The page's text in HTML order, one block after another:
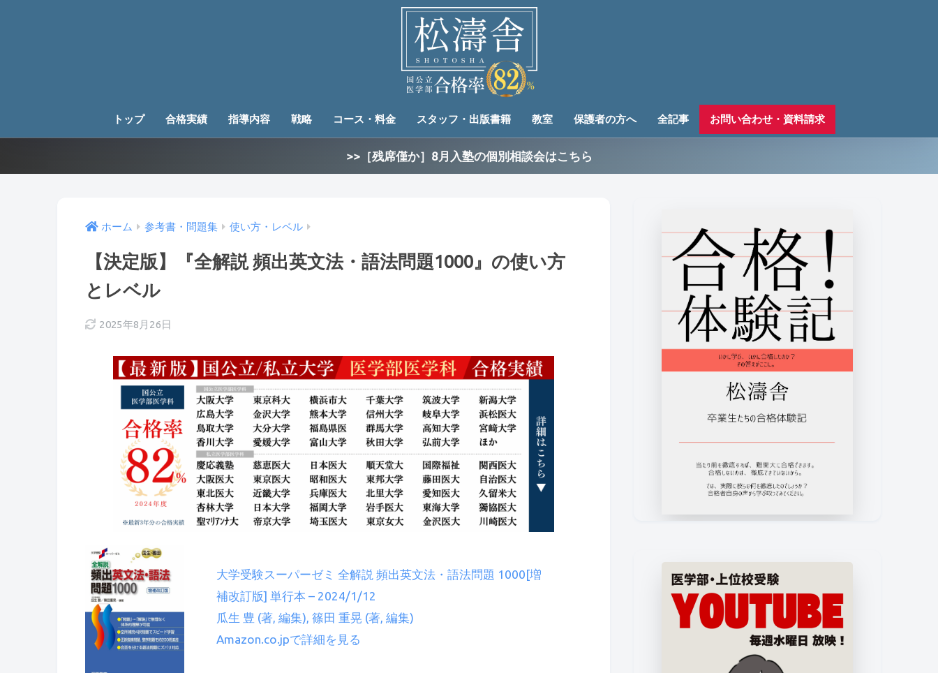
トップ 合格実績 指導内容 戦略 コース・料金 スタッフ・出版書籍 教室 保護者の方へ 全記事 お問い合わせ・資料請求
>>［残席僅か］8月入塾の個別相談会はこちら
ホーム 参考書・問題集 使い方・レベル
【決定版】『全解説 頻出英文法・語法問題1000』の使い方
とレベル
2025年8月26日
大学受験スーパーゼミ 全解説 頻出英文法・語法問題 1000[増
補改訂版] 単行本 – 2024/1/12
瓜生 豊 (著, 編集), 篠田 重晃 (著, 編集)
Amazon.co.jpで詳細を見る